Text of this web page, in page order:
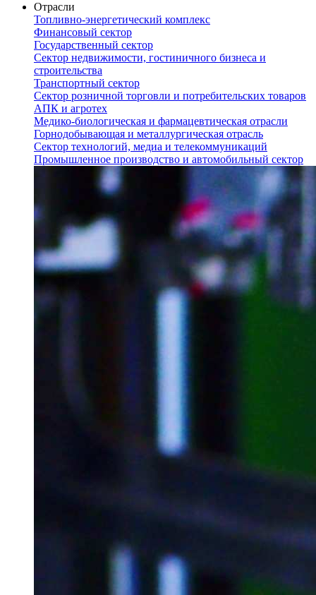
Отрасли
Топливно-энергетический комплекс
Финансовый сектор
Государственный сектор
Сектор недвижимости, гостиничного бизнеса и
строительства
Транспортный сектор
Сектор розничной торговли и потребительских товаров
АПК и агротех
Медико-биологическая и фармацевтическая отрасли
Горнодобывающая и металлургическая отрасль
Сектор технологий, медиа и телекоммуникаций
Промышленное производство и автомобильный сектор